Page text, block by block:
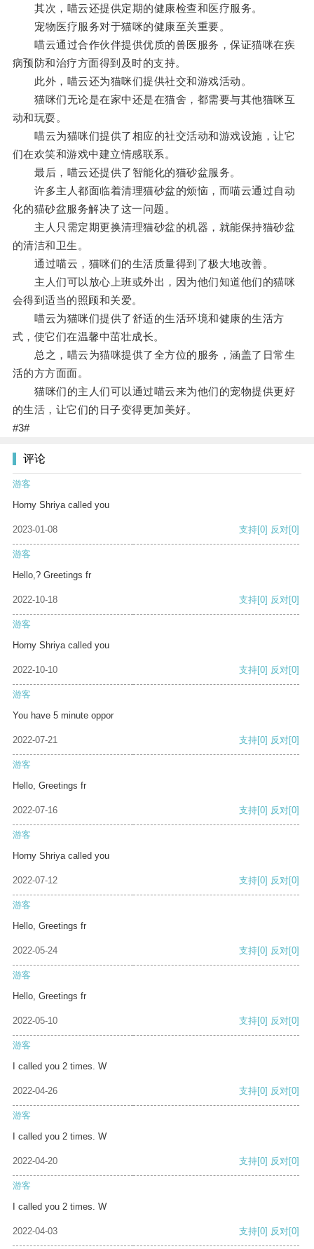
其次，喵云还提供定期的健康检查和医疗服务。
宠物医疗服务对于猫咪的健康至关重要。
喵云通过合作伙伴提供优质的兽医服务，保证猫咪在疾
病预防和治疗方面得到及时的支持。
此外，喵云还为猫咪们提供社交和游戏活动。
猫咪们无论是在家中还是在猫舍，都需要与其他猫咪互
动和玩耍。
喵云为猫咪们提供了相应的社交活动和游戏设施，让它
们在欢笑和游戏中建立情感联系。
最后，喵云还提供了智能化的猫砂盆服务。
许多主人都面临着清理猫砂盆的烦恼，而喵云通过自动
化的猫砂盆服务解决了这一问题。
主人只需定期更换清理猫砂盆的机器，就能保持猫砂盆
的清洁和卫生。
通过喵云，猫咪们的生活质量得到了极大地改善。
主人们可以放心上班或外出，因为他们知道他们的猫咪
会得到适当的照顾和关爱。
喵云为猫咪们提供了舒适的生活环境和健康的生活方
式，使它们在温馨中茁壮成长。
总之，喵云为猫咪提供了全方位的服务，涵盖了日常生
活的方方面面。
猫咪们的主人们可以通过喵云来为他们的宠物提供更好
的生活，让它们的日子变得更加美好。
#3#
评论
游客
Horny Shriya called you
2023-01-08 支持[0] 反对[0]
游客
Hello,? Greetings fr
2022-10-18 支持[0] 反对[0]
游客
Horny Shriya called you
2022-10-10 支持[0] 反对[0]
游客
You have 5 minute oppor
2022-07-21 支持[0] 反对[0]
游客
Hello, Greetings fr
2022-07-16 支持[0] 反对[0]
游客
Horny Shriya called you
2022-07-12 支持[0] 反对[0]
游客
Hello, Greetings fr
2022-05-24 支持[0] 反对[0]
游客
Hello, Greetings fr
2022-05-10 支持[0] 反对[0]
游客
I called you 2 times. W
2022-04-26 支持[0] 反对[0]
游客
I called you 2 times. W
2022-04-20 支持[0] 反对[0]
游客
I called you 2 times. W
2022-04-03 支持[0] 反对[0]